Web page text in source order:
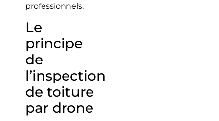
professionnels.
Le
principe
de
l’inspection
de toiture
par drone